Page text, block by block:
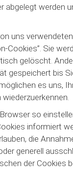
abgelegt werden
uns
Cookies”. Sie
gelöscht.
gespeichert bis
es uns,
so
informiert
die
generell
der Cookies